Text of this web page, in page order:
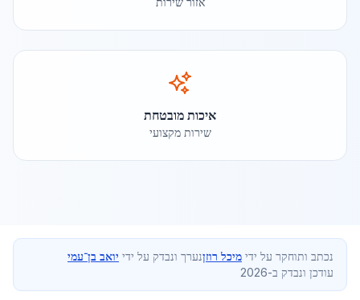
איכות מובטחת
שירות מקצועי
נכתב ותוחקר על ידי מיכל רוזןנערך ונבדק על ידי יואב בן־עמי
עודכן ונבדק ב-2026